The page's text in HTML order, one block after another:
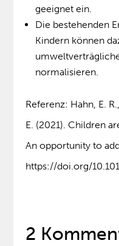
geeignet ein.
Die bestehenden
Kindern können
normalisieren.
Referenz: Hahn, E.
E. (2021). Children
An opportunity to
https://doi.org/
2